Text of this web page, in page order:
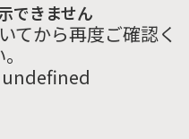
できません
てから再度ご確認く
undefined